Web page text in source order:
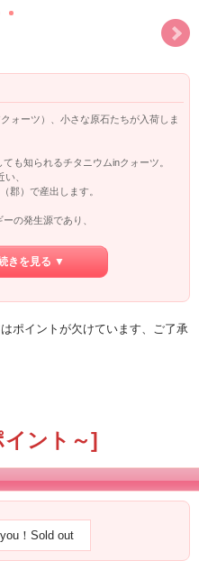
ォーツ）、小さな原石たちが入荷しま
も知られるチタニウムinクォーツ。
、
郡）で産出します。
の発生源であり、
げたそうです。
して快適空間を作るのにオススメで
空、山、そして地球の中心のエネル
わたしたちが「道を見つける」ため
さらに詳しいご情報を、画面左下「チ
で
きを見る ▼
ポイントが欠けています、ご了承
ント～]
！Sold out